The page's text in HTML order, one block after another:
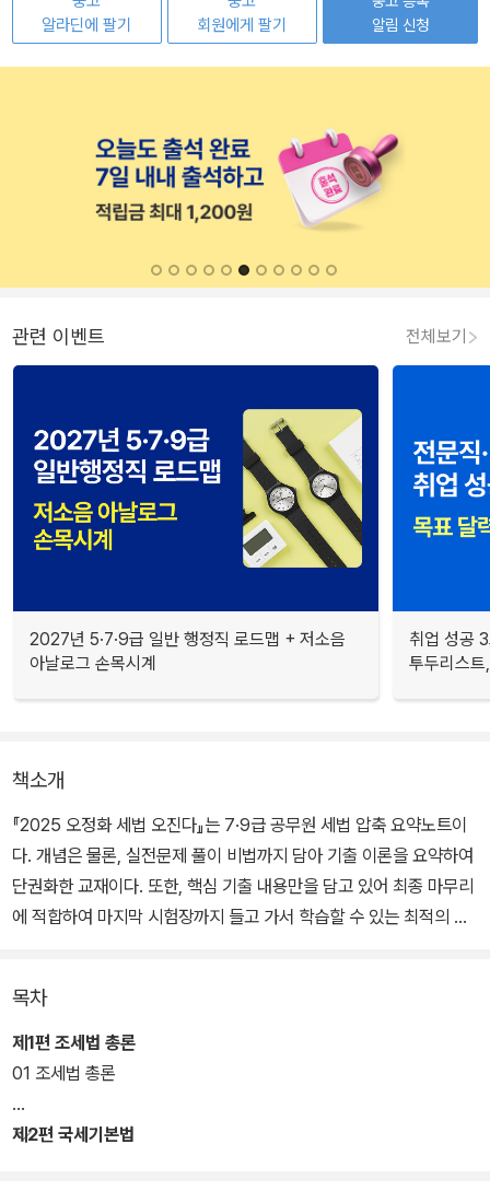
알라딘에 팔기
회원에게 팔기
알림 신청
관련 이벤트 전체보기
2027년 5·7·9급 일반 행정직 로드맵 + 저소음
아날로그 손목시계
취업 성공
투두리스
책소개
『2025 오정화 세법 오진다』는 7·9급 공무원 세법 압축 요약노트이
다. 개념은 물론, 실전문제 풀이 비법까지 담아 기출 이론을 요약하여
단권화한 교재이다. 또한, 핵심 기출 내용만을 담고 있어 최종 마무리
에 적합하여 마지막 시험장까지 들고 가서 학습할 수 있는 최적의 교
목차
제1편 조세법 총론
01 조세법 총론
제2편 국세기본법